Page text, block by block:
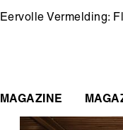
Eervolle Vermelding:
MAGAZINE